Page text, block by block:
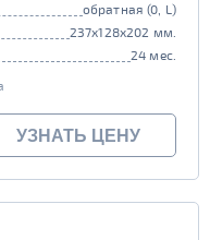
обратная (0, L)
237x128x202 мм.
24 мес.
УЗНАТЬ ЦЕНУ